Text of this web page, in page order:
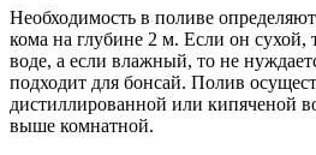
Необходимость в поливе
кома на глубине 2 м. Если он сухой,
воде, а если влажный, то не
подходит для бонсай. Полив
дистиллированной или кипяченой
выше комнатной.